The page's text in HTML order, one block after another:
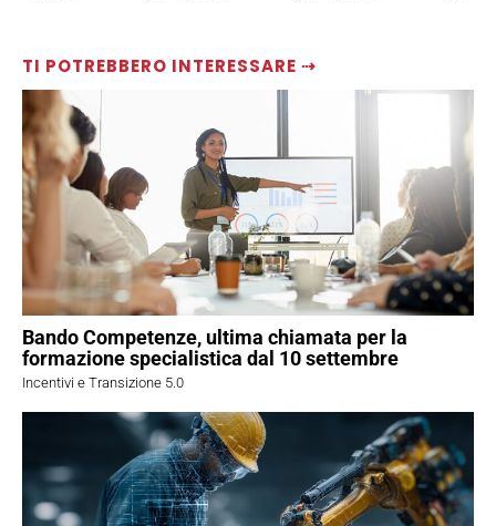
TI POTREBBERO INTERESSARE ⇢
Bando Competenze, ultima chiamata per la
formazione specialistica dal 10 settembre
Incentivi e Transizione 5.0